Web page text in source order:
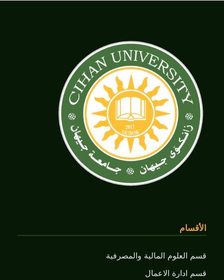
الأقسام
قسم العلوم المالية والمصرفية
قسم ادارة الاعمال